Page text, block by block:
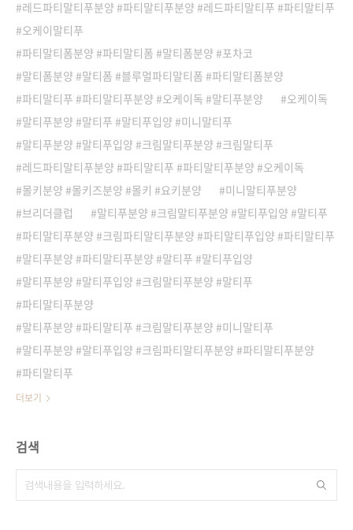
레드파티말티푸분양 #파티말티푸분양 #레드파티말티푸 #파티말티푸
오케이말티푸
파티말티폼분양 #파티말티폼 #말티폼분양 #포차코
말티폼분양 #말티폼 #블루멀파티말티폼 #파티말티폼분양
파티말티푸 #파티말티푸분양 #오케이독 #말티푸분양
오케이독
말티푸분양 #말티푸 #말티푸입양 #미니말티푸
말티푸분양 #말티푸입양 #크림말티푸분양 #크림말티푸
레드파티말티푸분양 #파티말티푸 #파티말티푸분양 #오케이독
몰키분양 #몰키즈분양 #몰키 #요키분양
미니말티푸분양
브리더클럽
말티푸분양 #크림말티푸분양 #말티푸입양 #말티푸
파티말티푸분양 #크림파티말티푸분양 #파티말티푸입양 #파티말티푸
말티푸분양 #파티말티푸분양 #말티푸 #말티푸입양
말티푸분양 #말티푸입양 #크림말티푸분양 #말티푸
파티말티푸분양
말티푸분양 #파티말티푸 #크림말티푸분양 #미니말티푸
말티푸분양 #말티푸입양 #크림파티말티푸분양 #파티말티푸분양
파티말티푸
더보기
검색